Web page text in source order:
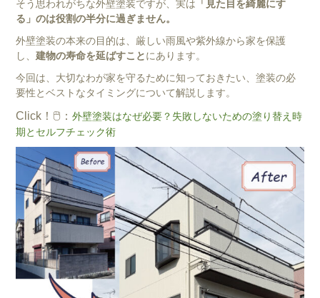
そう思われがちな外壁塗装ですが、実は 「見た目を綺麗にす
る」のは役割の半分に過ぎません。
外壁塗装の本来の目的は、厳しい雨風や紫外線から家を保護
し、建物の寿命を延ばすことにあります。
今回は、大切なわが家を守るために知っておきたい、塗装の必
要性とベストなタイミングについて解説します。
Click！🖱️：外壁塗装はなぜ必要？失敗しないための塗り替え時
期とセルフチェック術